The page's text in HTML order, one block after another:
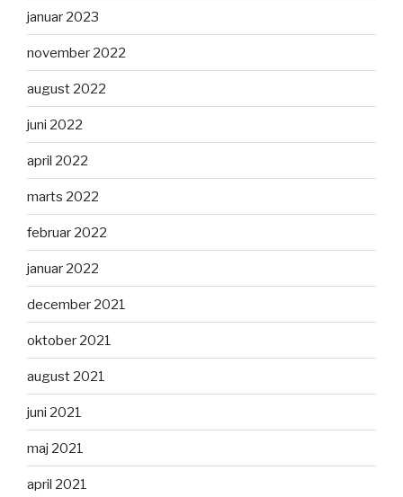
januar 2023
november 2022
august 2022
juni 2022
april 2022
marts 2022
februar 2022
januar 2022
december 2021
oktober 2021
august 2021
juni 2021
maj 2021
april 2021